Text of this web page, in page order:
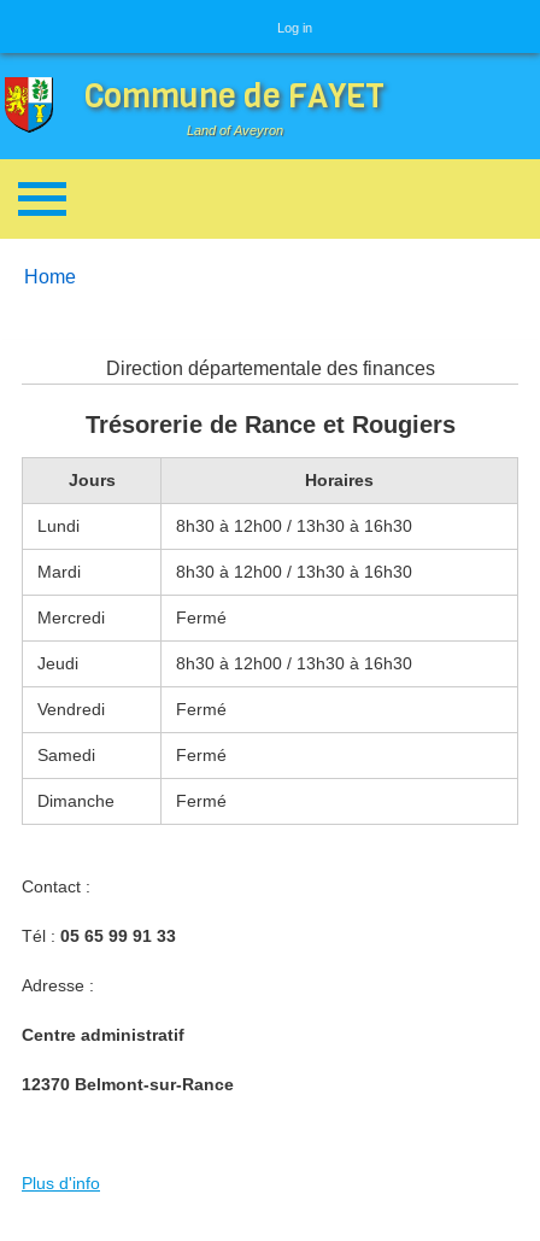
Log in
Commune de FAYET
Land of Aveyron
Breadcrumbs
You are here:
Home
Direction départementale des finances
Trésorerie de Rance et Rougiers
Jours Horaires
Lundi 8h30 à 12h00 / 13h30 à 16h30
Mardi 8h30 à 12h00 / 13h30 à 16h30
Mercredi Fermé
Jeudi 8h30 à 12h00 / 13h30 à 16h30
Vendredi Fermé
Samedi Fermé
Dimanche Fermé
Contact :
Tél : 05 65 99 91 33
Adresse :
Centre administratif
12370 Belmont-sur-Rance
Plus d'info